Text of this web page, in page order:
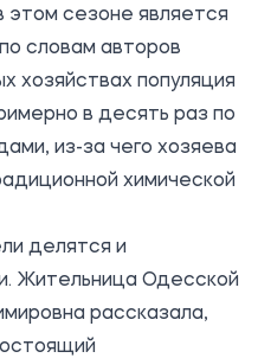
этом сезоне является
словам авторов
хозяйствах популяция
в десять раз по
из-за чего хозяева
химической
делятся и
Жительница Одесской
рассказала,